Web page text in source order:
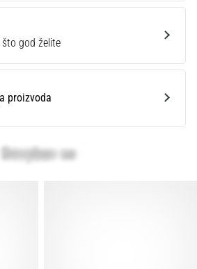
god želite
proizvoda